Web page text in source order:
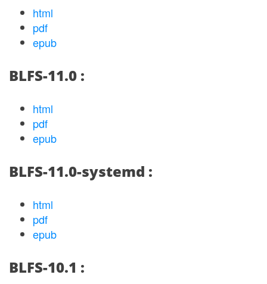
html
pdf
epub
BLFS-11.0 :
html
pdf
epub
BLFS-11.0-systemd :
html
pdf
epub
BLFS-10.1 :